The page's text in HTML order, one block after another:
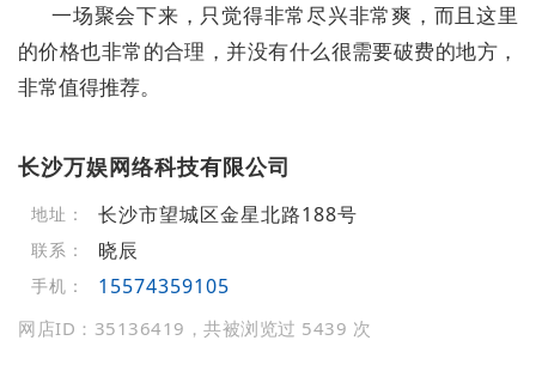
一场聚会下来，只觉得非常尽兴非常爽，而且这里
的价格也非常的合理，并没有什么很需要破费的地方，
非常值得推荐。
长沙万娱网络科技有限公司
地址： 长沙市望城区金星北路188号
联系： 晓辰
手机： 15574359105
网店ID：35136419，共被浏览过 5439 次